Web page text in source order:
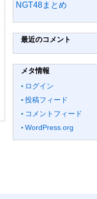
NGT48まとめ
最近のコメント
メタ情報
ログイン
投稿フィード
コメントフィード
WordPress.org